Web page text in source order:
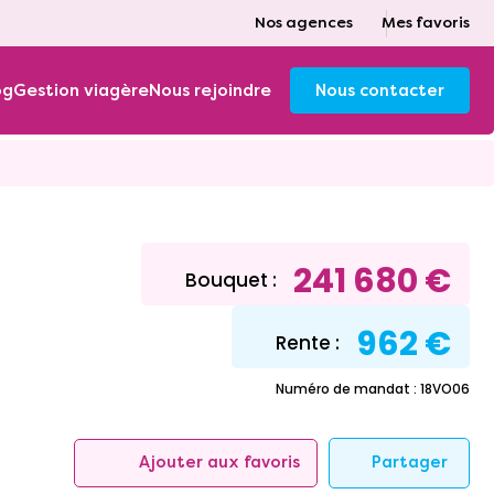
Nos agences Mes favoris
Gestion viagèreNous rejoindre Nous contacter
Bouquet : 241 680 €
Rente : 962 €
Numéro de mandat : 18VO06
Ajouter aux favoris Partager